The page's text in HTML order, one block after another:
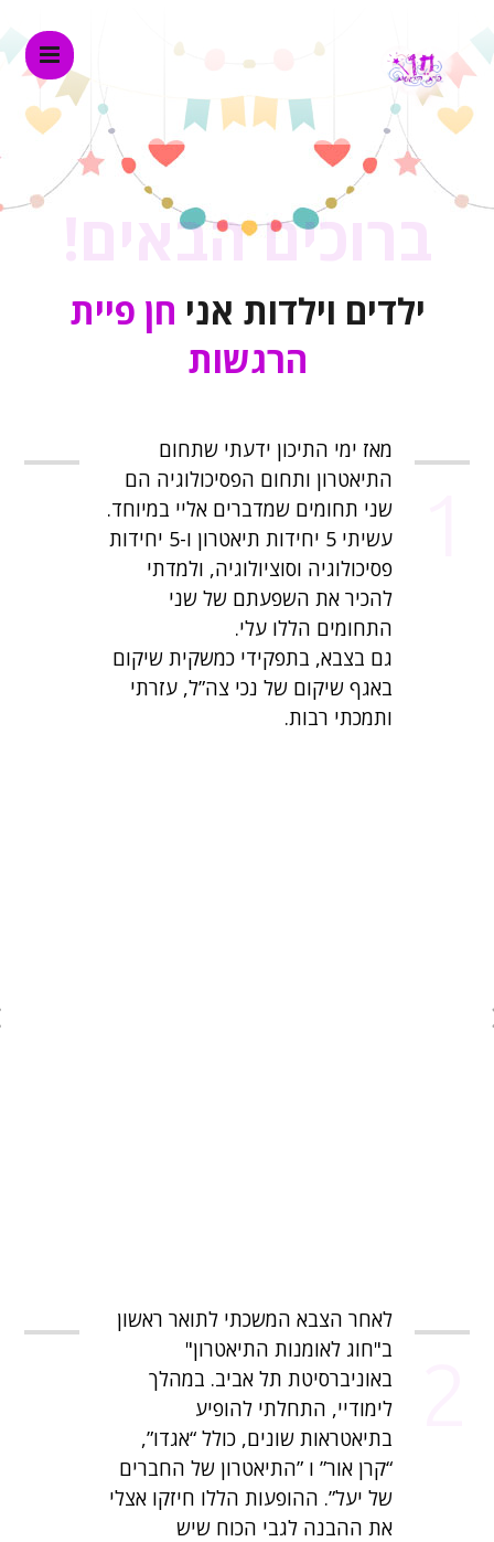
ברוכים הבאים!
ילדים וילדות אני חן פיית
הרגשות
מאז ימי התיכון ידעתי שתחום
התיאטרון ותחום הפסיכולוגיה הם
שני תחומים שמדברים אליי במיוחד.
עשיתי 5 יחידות תיאטרון ו-5 יחידות
פסיכולוגיה וסוציולוגיה, ולמדתי
להכיר את השפעתם של שני
התחומים הללו עלי.
גם בצבא, בתפקידי כמשקית שיקום
באגף שיקום של נכי צה”ל, עזרתי
ותמכתי רבות.
לאחר הצבא המשכתי לתואר ראשון
ב"חוג לאומנות התיאטרון"
באוניברסיטת תל אביב. במהלך
לימודיי, התחלתי להופיע
בתיאטראות שונים, כולל “אגדו”,
“קרן אור” ו ”התיאטרון של החברים
של יעל”. ההופעות הללו חיזקו אצלי
את ההבנה לגבי הכוח שיש